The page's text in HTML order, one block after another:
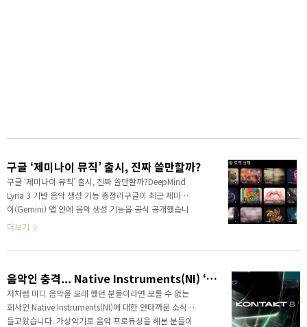
구글 ‘제미나이 뮤직’ 출시, 진짜 쓸만할까?
구글 ‘제미나이 뮤직’ 출시, 진짜 쓸만할까?DeepMind
Lyria 3 기반 음악 생성 기능 총정리구글이 최근 제미나
이(Gemini) 앱 안에 음악 생성 기능을 공식 공개했습니
다.이른바 ‘제미나이 뮤직(Gemini Music)’ 기능입니다.
텍스트, 이미지(일부 안내에서는 영상까지)를 입력하면
지노의 시선으로특징, 장점, 한계, 실제 활용 가능성까지
정리해보겠습니다. 제미나이 뮤직 핵심 특징✔ 30초 트
랙 생성 중심 구조 현재 기준으로 생성 길이는 30초입니
다.짧은 길이로 빠르게 아이디어를 음악으로 바꾸는 콘
더보기
음악인 충격... Native Instruments(NI) ‘예비 파산 절차’ 돌입
저처럼 미디 음악을 오래 했던 분들이라면 모를 수 없는
회사인 Native Instruments(NI)에 대한 안타까운 소식을
들고왔습니다. 가상악기로 음악 프로듀싱을 해본 분들이